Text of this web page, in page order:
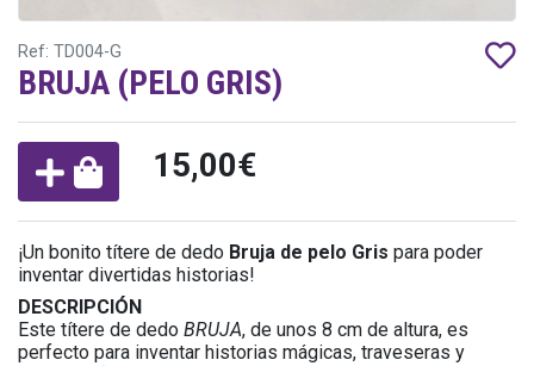
Ref: TD004-G
BRUJA (PELO GRIS)
15,00€
¡Un bonito títere de dedo Bruja de pelo Gris para poder
inventar divertidas historias!
DESCRIPCIÓN
Este títere de dedo BRUJA, de unos 8 cm de altura, es
perfecto para inventar historias mágicas, traveseras y